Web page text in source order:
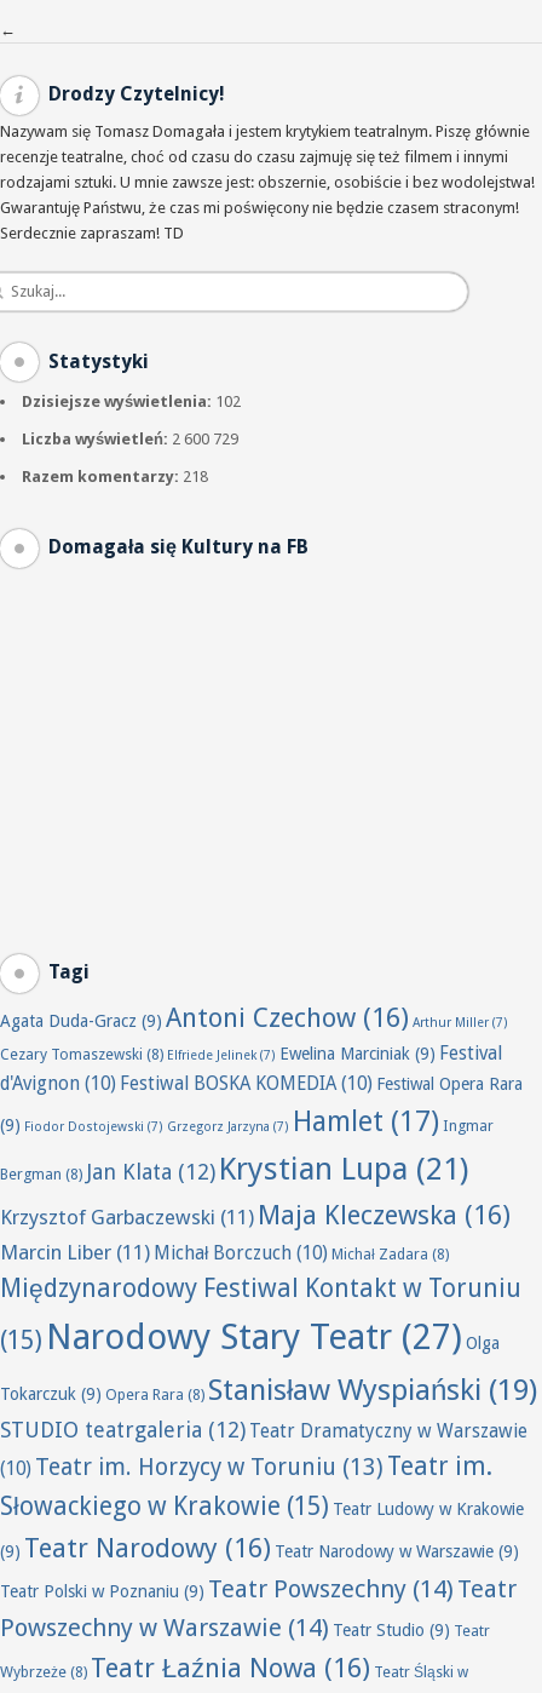
Nawigacja po wpisach
←
Drodzy Czytelnicy!
Nazywam się Tomasz Domagała i jestem krytykiem teatralnym. Piszę głównie
recenzje teatralne, choć od czasu do czasu zajmuję się też filmem i innymi
rodzajami sztuki. U mnie zawsze jest: obszernie, osobiście i bez wodolejstwa!
Gwarantuję Państwu, że czas mi poświęcony nie będzie czasem straconym!
Serdecznie zapraszam! TD
Statystyki
Dzisiejsze wyświetlenia: 102
Liczba wyświetleń: 2 600 729
Razem komentarzy: 218
Domagała się Kultury na FB
Tagi
Agata Duda-Gracz (9) Antoni Czechow (16) Arthur Miller (7)
Cezary Tomaszewski (8) Elfriede Jelinek(7) Ewelina Marciniak (9) Festival
d'Avignon (10) Festiwal BOSKA KOMEDIA(10) Festiwal Opera Rara
(9) Fiodor Dostojewski (7) Grzegorz Jarzyna (7) Hamlet (17) Ingmar
Bergman (8) Jan Klata (12) Krystian Lupa (21)
Krzysztof Garbaczewski (11) Maja Kleczewska (16)
Marcin Liber (11) Michał Borczuch (10) Michał Zadara (8)
Międzynarodowy Festiwal Kontakt w Toruniu
(15) Narodowy Stary Teatr (27) Olga
Tokarczuk (9) Opera Rara (8) Stanisław Wyspiański (19)
STUDIO teatrgaleria (12) Teatr Dramatyczny w Warszawie
(10) Teatr im. Horzycy w Toruniu (13) Teatr im.
Słowackiego w Krakowie (15) Teatr Ludowy w Krakowie
(9) Teatr Narodowy (16) Teatr Narodowy w Warszawie (9)
Teatr Polski w Poznaniu (9) Teatr Powszechny (14) Teatr
Powszechny w Warszawie (14) Teatr Studio (9) Teatr
Wybrzeże (8) Teatr Łaźnia Nowa (16) Teatr Śląski w